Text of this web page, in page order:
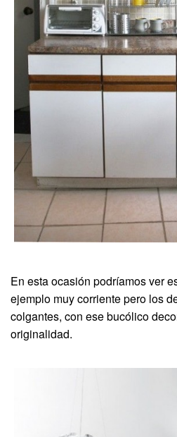
En esta ocasión podríamos ver
ejemplo muy corriente pero los
colgantes, con ese bucólico
originalidad.